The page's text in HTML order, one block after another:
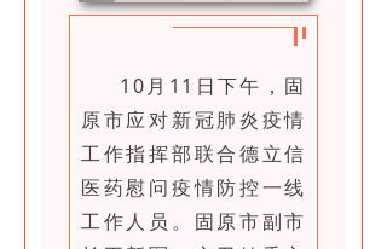
10月11日下午，固
原市应对新冠肺炎疫情
工作指挥部联合德立信
医药慰问疫情防控一线
工作人员。固原市副市